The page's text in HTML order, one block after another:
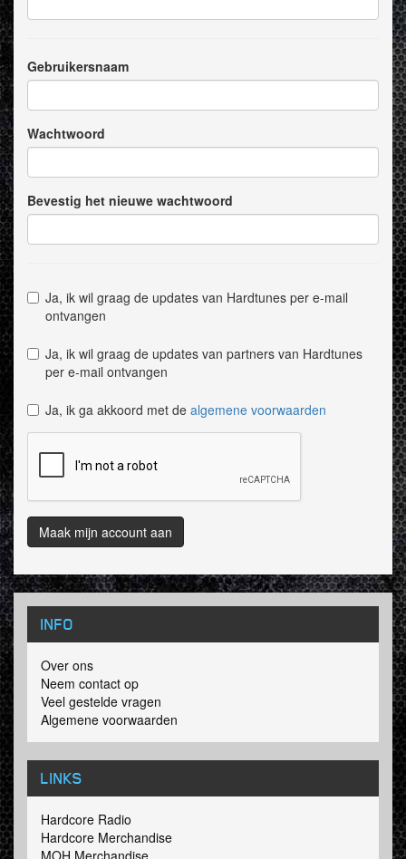
Gebruikersnaam
Wachtwoord
Bevestig het nieuwe wachtwoord
Ja, ik wil graag de updates van Hardtunes per e-mail
ontvangen
Ja, ik wil graag de updates van partners van Hardtunes
per e-mail ontvangen
Ja, ik ga akkoord met de algemene voorwaarden
Maak mijn account aan
INFO
Over ons
Neem contact op
Veel gestelde vragen
Algemene voorwaarden
LINKS
Hardcore Radio
Hardcore Merchandise